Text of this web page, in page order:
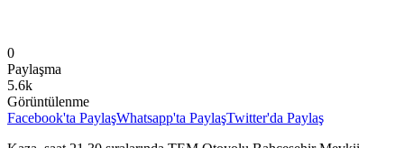
0
Paylaşma
5.6k
Görüntülenme
Facebook'ta PaylaşWhatsapp'ta PaylaşTwitter'da Paylaş